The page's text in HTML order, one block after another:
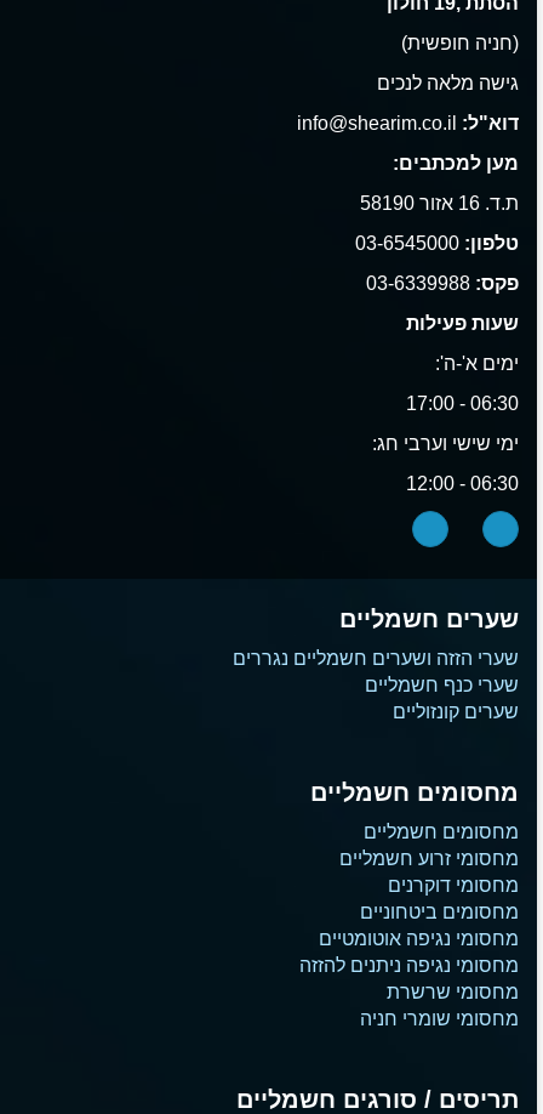
(חניה חופשית)
גישה מלאה לנכים
דוא"ל:
מען למכתבים:
ת.ד. 16 אזור 58190
טלפון:
פקס:
שעות פעילות
ימים א'-ה':
06:30 - 17:00
ימי שישי וערבי חג:
06:30 - 12:00
שערים חשמליים
שערי הזזה ושערים חשמליים נגררים
שערי כנף חשמליים
שערים קונזוליים
מחסומים חשמליים
מחסומים חשמליים
מחסומי זרוע חשמליים
מחסומי דוקרנים
מחסומים ביטחוניים
מחסומי נגיפה אוטומטיים
מחסומי נגיפה ניתנים להזזה
מחסומי שרשרת
מחסומי שומרי חניה
תריסים / סורגים חשמליים